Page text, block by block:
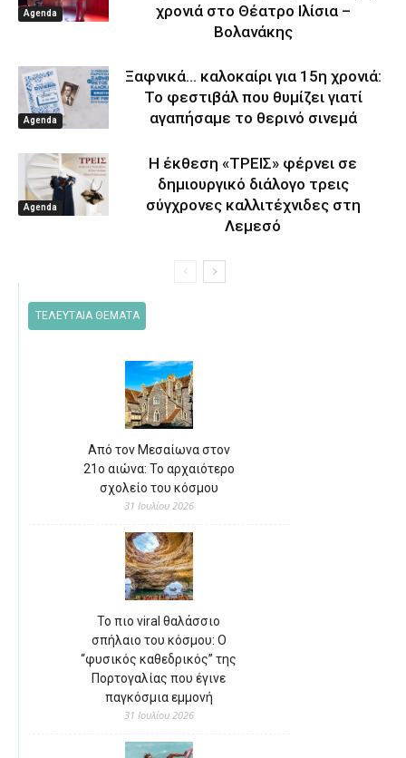
Agenda
χρονιά στο Θέατρο Ιλίσια –
Βολανάκης
Agenda
Ξαφνικά… καλοκαίρι για 15η χρονιά:
Το φεστιβάλ που θυμίζει γιατί
αγαπήσαμε το θερινό σινεμά
Agenda
Η έκθεση «ΤΡΕΙΣ» φέρνει σε
δημιουργικό διάλογο τρεις
σύγχρονες καλλιτέχνιδες στη
Λεμεσό
ΤΕΛΕΥΤΑΙΑ ΘΕΜΑΤΑ
Από τον Μεσαίωνα στον
21ο αιώνα: Το αρχαιότερο
σχολείο του κόσμου
31 Ιουλίου 2026
Το πιο viral θαλάσσιο
σπήλαιο του κόσμου: Ο
“φυσικός καθεδρικός” της
Πορτογαλίας που έγινε
παγκόσμια εμμονή
31 Ιουλίου 2026